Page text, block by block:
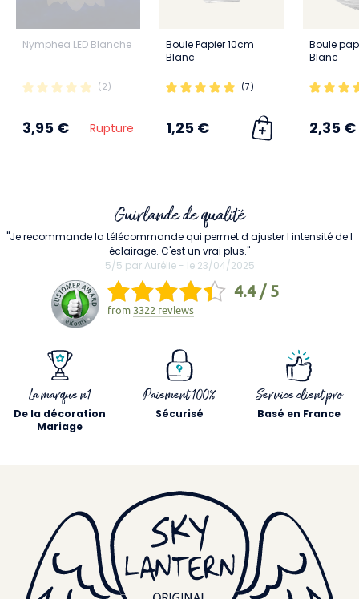
Nymphea LED Blanche
(2)
3,95 € Rupture
Boule Papier 10cm
Blanc
(7)
1,25 €
Boule
Blanc
2,35 €
La marque n1
De la décoration
Mariage
Paiement 100%
Sécurisé
Service client pro
Basé en France
Guirlande de qualité
"Je recommande la télécommande qui permet d ajuster l intensité de l
éclairage. C'est un vrai plus."
5/5 par Aurélie - le 23/04/2025
4.4 / 5
from 3322 reviews